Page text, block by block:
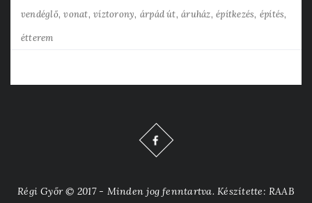
vendéglő vonat víztorony árpád út áruház építkezés építés
étterem
Régi Győr © 2017 - Minden jog fenntartva. Készítette: RAAB